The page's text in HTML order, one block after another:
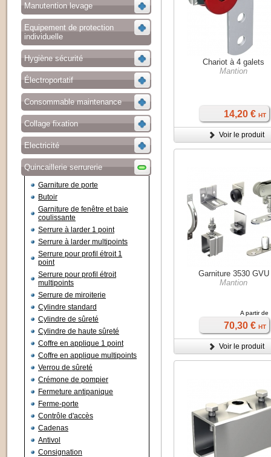
Manutention levage
Equipement de protection
individuelle
Hygiène sécurité
Électroportatif
Consommable maintenance
Collage fixation
Electricité
Quincaillerie serrurerie
Garniture de porte
Butoir
Garniture de fenêtre et baie
coulissante
Serrure à larder 1 point
Serrure à larder multipoints
Serrure pour profil étroit 1
point
Serrure pour profil étroit
multipoints
Serrure de miroiterie
Cylindre standard
Cylindre de sûreté
Cylindre de haute sûreté
Coffre en applique 1 point
Coffre en applique multipoints
Verrou de sûreté
Crémone de pompier
Fermeture antipanique
Ferme-porte
Contrôle d'accès
Cadenas
Antivol
Consignation
Chariot à 4 galets
Mantion
14,20 € HT
Voir le produit
Garniture 3530 GVU
Mantion
A partir de
70,30 € HT
Voir le produit